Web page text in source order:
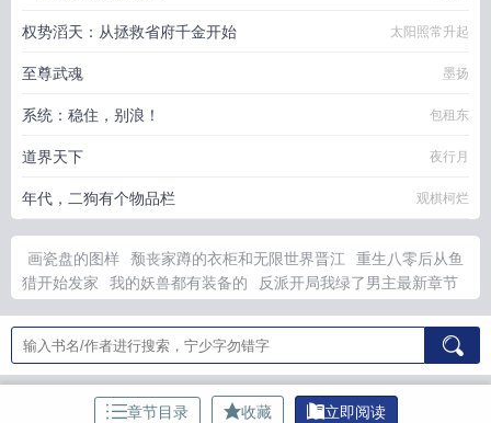
权势滔天：从拯救省府千金开始 太阳照常升起
至尊武魂 墨扬
系统：稳住，别浪！ 包租东
道界天下 夜行月
年代，二狗有个物品栏 观棋柯烂
画瓷盘的图样 颓丧家蹲的衣柜和无限世界晋江
重生八零后从鱼
猎开始发家
我的妖兽都有装备的
反派开局我绿了男主最新章节
还我收徒百无禁忌第一季漫画
鸣人的宇智波女友过于傲娇更新到
第几集
茅山诡术师结局是什么 我家香炉通古今完整版
工藤新一
和怪盗基德认亲
威震九天江北短剧最新章节更新时间
反派开局
绿了男主女主疯狂贴贴
穿成反派的作死未婚妻
剑道余烬零点看
章节目录 收藏 立即阅读